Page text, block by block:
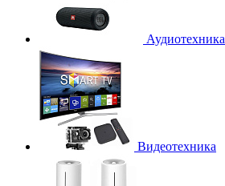
Аудиотехника
Видеотехника